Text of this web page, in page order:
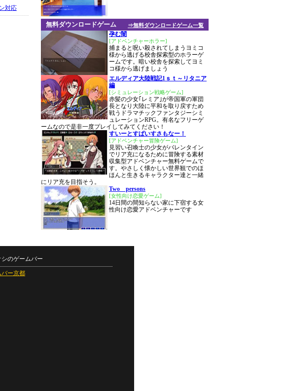
対応
⇒無料ダウンロードゲーム一覧
無料ダウンロードゲーム
孕む闇
[アドベンチャーホラー]
捕まると呪い殺されてしまうヨミコ
様から逃げる校舎探索型のホラーゲ
ームです。暗い校舎を探索してヨミ
コ様から逃げましょう
エルディア大陸戦記1ｓｔ～リタニア
編
[シミュレーション戦略ゲーム]
赤髪の少女｢レミア｣が帝国軍の軍団
長となり大陸に平和を取り戻すため
戦うドラマチックファンタジーシミ
ュレーションRPG。有名なフリーゲ
ームなので是非一度プレイしてみてください！
すいーとすぱいすさもなー！
[アドベンチャー冒険ゲーム]
見習い召喚士の少女がバレンタイン
でリア充になるために冒険する素材
収集型アドベンチャー無料ゲームで
す。やさしく懐かしい世界観でのほ
ほんと生きるキャラクター達と一緒
にリア充を目指そう。
Two persons
[女性向け恋愛ゲーム]
14日間の間知らない家に下宿する女
性向け恋愛アドベンチャーです
シのゲームバー
バー京都